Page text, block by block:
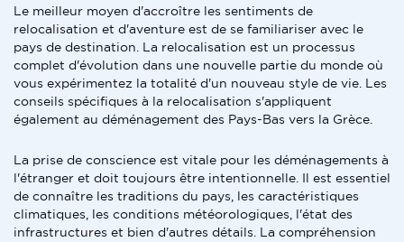
Le meilleur moyen d'accroître les sentiments de
relocalisation et d'aventure est de se familiariser avec le
pays de destination. La relocalisation est un processus
complet d'évolution dans une nouvelle partie du monde où
vous expérimentez la totalité d'un nouveau style de vie. Les
conseils spécifiques à la relocalisation s'appliquent
également au déménagement des Pays-Bas vers la Grèce.
La prise de conscience est vitale pour les déménagements à
l'étranger et doit toujours être intentionnelle. Il est essentiel
de connaître les traditions du pays, les caractéristiques
climatiques, les conditions météorologiques, l'état des
infrastructures et bien d'autres détails. La compréhension